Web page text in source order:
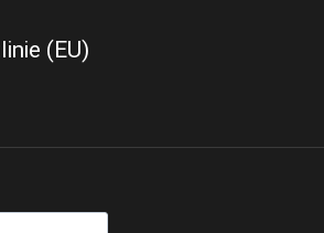
(EU)